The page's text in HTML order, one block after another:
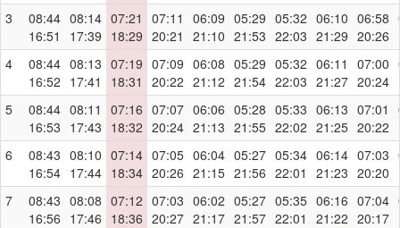
3
08:44
16:51
08:14
17:39
07:21
18:29
07:11
20:21
06:09
21:10
05:29
21:53
05:32
22:03
06:10
21:29
06:58
20:26
4
08:44
16:52
08:13
17:41
07:19
18:31
07:09
20:22
06:08
21:12
05:29
21:54
05:32
22:03
06:11
21:27
07:00
20:24
5
08:44
16:53
08:11
17:43
07:16
18:32
07:07
20:24
06:06
21:13
05:28
21:55
05:33
22:02
06:13
21:25
07:01
20:22
6
08:43
16:54
08:10
17:44
07:14
18:34
07:05
20:26
06:04
21:15
05:27
21:56
05:34
22:01
06:14
21:23
07:03
20:20
7
08:43
16:56
08:08
17:46
07:12
18:36
07:03
20:27
06:02
21:17
05:27
21:57
05:35
22:01
06:16
21:22
07:04
20:17